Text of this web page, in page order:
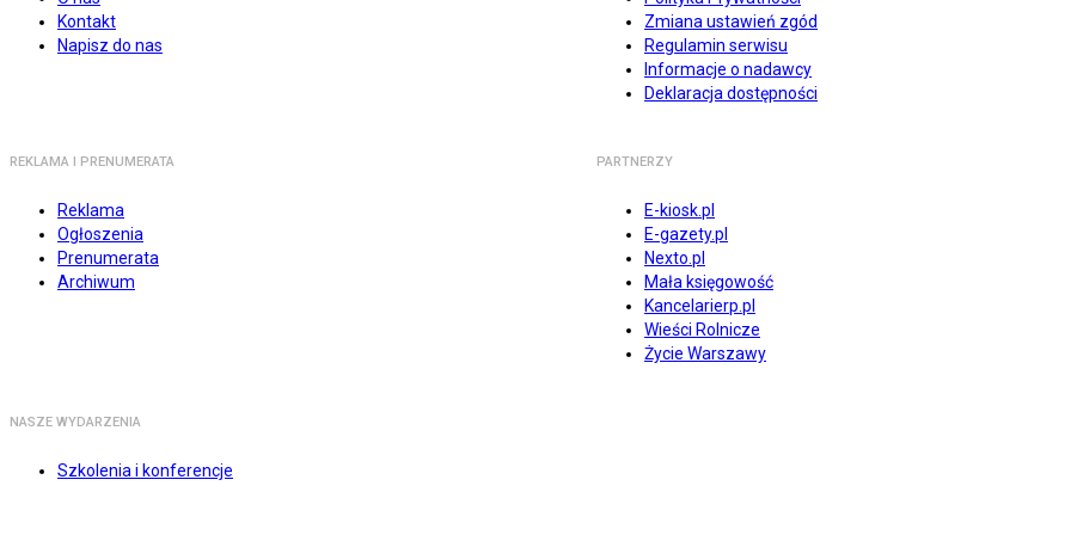
Kontakt
Napisz do nas
Zmiana ustawień zgód
Regulamin serwisu
Informacje o nadawcy
Deklaracja dostępności
REKLAMA I PRENUMERATA
Reklama
Ogłoszenia
Prenumerata
Archiwum
PARTNERZY
E-kiosk.pl
E-gazety.pl
Nexto.pl
Mała księgowość
Kancelarierp.pl
Wieści Rolnicze
Życie Warszawy
NASZE WYDARZENIA
Szkolenia i konferencje